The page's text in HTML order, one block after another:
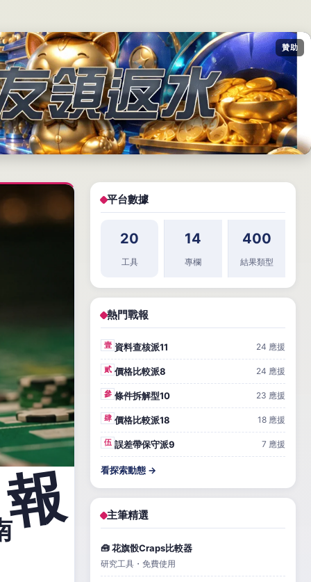
贊助
平台數據
20
工具
14
專欄
400
結果類型
熱門戰報
壹 資料查核派11 24 應援
貳 價格比較派8 24 應援
參 條件拆解型10 23 應援
肆 價格比較派18 18 應援
伍 誤差帶保守派9 7 應援
看探索動態 →
主筆精選
🧰 花旗骰Craps比較器
研究工具・免費使用